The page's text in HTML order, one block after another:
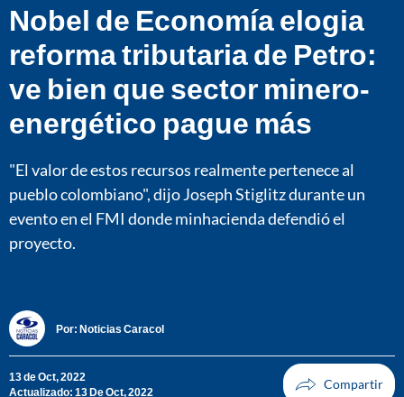
Nobel de Economía elogia
reforma tributaria de Petro:
ve bien que sector minero-
energético pague más
"El valor de estos recursos realmente pertenece al
pueblo colombiano", dijo Joseph Stiglitz durante un
evento en el FMI donde minhacienda defendió el
proyecto.
Por: Noticias Caracol
13 de Oct, 2022
Actualizado: 13 De Oct, 2022